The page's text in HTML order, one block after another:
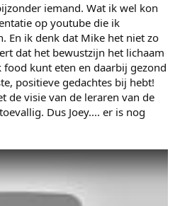
iemand. Wat ik wel kon
op youtube die ik
En ik denk dat Mike het niet zo
dat het bewustzijn het lichaam
kunt eten en daarbij gezond
positieve gedachtes bij hebt!
de visie van de leraren van de
Dus Joey.... er is nog